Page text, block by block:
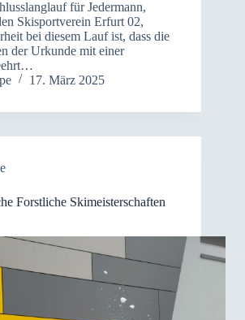
für Jedermann,
Skisportverein Erfurt 02,
bei diesem Lauf ist, dass die
der Urkunde mit einer
17. März 2025
Forstliche Skimeisterschaften